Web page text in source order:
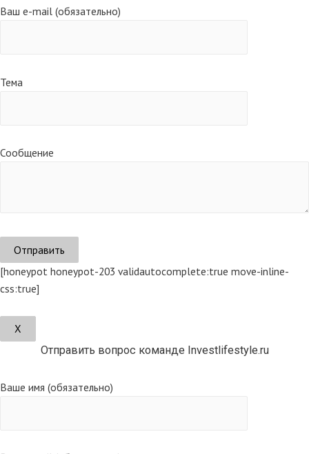
Ваш e-mail (обязательно)
Тема
Сообщение
[honeypot honeypot-203 validautocomplete:true move-inline-
css:true]
Х
Отправить вопрос команде Investlifestyle.ru
Ваше имя (обязательно)